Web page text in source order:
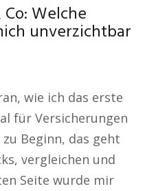
Welche
unverzichtbar
wie ich das erste
für Versicherungen
Beginn, das geht
vergleichen und
Seite wurde mir